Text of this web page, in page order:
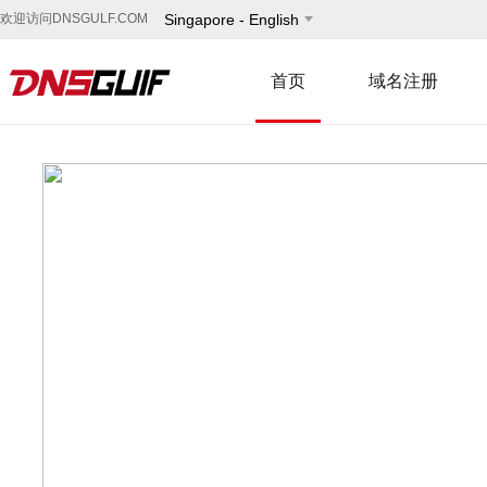
欢迎访问DNSGULF.COM Singapore - English
首页 域名注册